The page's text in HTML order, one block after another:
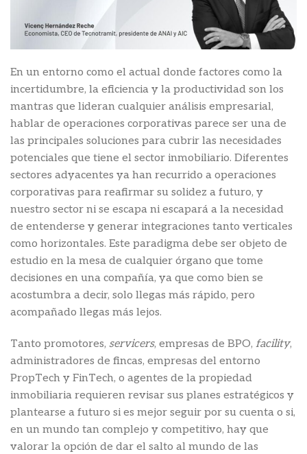
En un entorno como el actual donde factores como la
incertidumbre, la eficiencia y la productividad son los
mantras que lideran cualquier análisis empresarial,
hablar de operaciones corporativas parece ser una de
las principales soluciones para cubrir las necesidades
potenciales que tiene el sector inmobiliario. Diferentes
sectores adyacentes ya han recurrido a operaciones
corporativas para reafirmar su solidez a futuro, y
nuestro sector ni se escapa ni escapará a la necesidad
de entenderse y generar integraciones tanto verticales
como horizontales. Este paradigma debe ser objeto de
estudio en la mesa de cualquier órgano que tome
decisiones en una compañía, ya que como bien se
acostumbra a decir, solo llegas más rápido, pero
acompañado llegas más lejos.
Tanto promotores, servicers, empresas de BPO, facility,
administradores de fincas, empresas del entorno
PropTech y FinTech, o agentes de la propiedad
inmobiliaria requieren revisar sus planes estratégicos y
plantearse a futuro si es mejor seguir por su cuenta o si,
en un mundo tan complejo y competitivo, hay que
valorar la opción de dar el salto al mundo de las